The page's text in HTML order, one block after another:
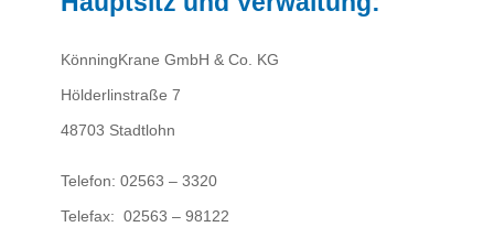
KönningKrane GmbH & Co. KG
Hölderlinstraße 7
48703 Stadtlohn
Telefon: 02563 – 3320
Telefax: 02563 – 98122